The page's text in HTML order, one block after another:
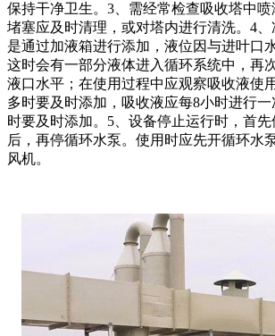
保持干净卫生。3、需经常检查吸收塔中
堵塞应及时清理，或对塔内进行清洗。4
是通过加液箱进行添加，液位因与进叶口
这时会有一部分液体进入循环系统中，再
液口水平；在使用过程中应观察吸收液使
多时要及时添加，吸收液应每8小时进行
时要及时添加。5、设备停止运行时，首
后，再停循环水泵。使用时应先开循环水
风机。